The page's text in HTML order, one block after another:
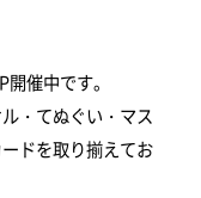
催中です。
・てぬぐい・マス
ドを取り揃えてお